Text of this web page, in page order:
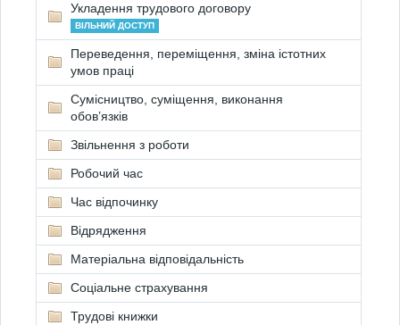
Укладення трудового договору
ВІЛЬНИЙ ДОСТУП
Переведення, переміщення, зміна істотних
умов праці
Сумісництво, суміщення, виконання
обов’язків
Звільнення з роботи
Робочий час
Час відпочинку
Відрядження
Матеріальна відповідальність
Соціальне страхування
Трудові книжки